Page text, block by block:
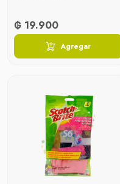
₲ 19.900
Agregar